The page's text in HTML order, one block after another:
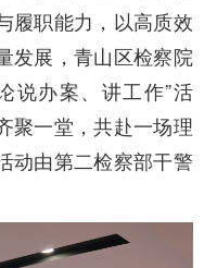
履职能力，以高质效
发展，青山区检察院
说办案、讲工作”活
聚一堂，共赴一场理
动由第二检察部干警